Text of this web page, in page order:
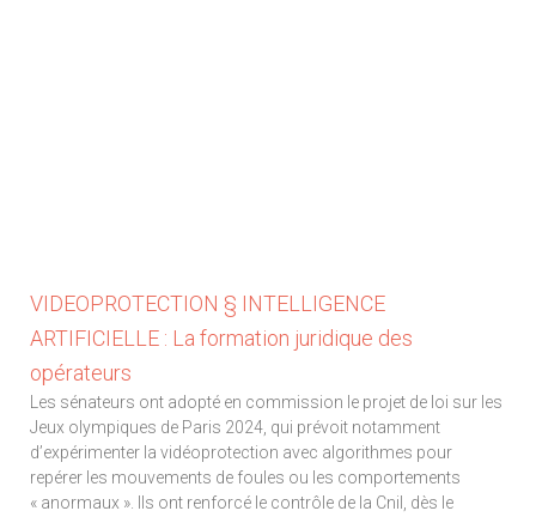
VIDEOPROTECTION § INTELLIGENCE
ARTIFICIELLE : La formation juridique des
opérateurs
Les sénateurs ont adopté en commission le projet de loi sur les
Jeux olympiques de Paris 2024, qui prévoit notamment
d’expérimenter la vidéoprotection avec algorithmes pour
repérer les mouvements de foules ou les comportements
« anormaux ». Ils ont renforcé le contrôle de la Cnil, dès le